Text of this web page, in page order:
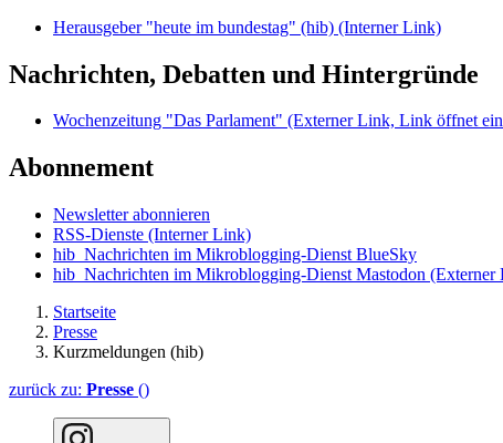
Herausgeber "heute im bundestag" (hib) (Interner Link)
Nachrichten, Debatten und Hintergründe
Wochenzeitung "Das Parlament" (Externer Link, Link öffnet ein
Abonnement
Newsletter abonnieren
RSS-Dienste (Interner Link)
hib_Nachrichten im Mikroblogging-Dienst BlueSky
hib_Nachrichten im Mikroblogging-Dienst Mastodon (Externer
Startseite
Presse
Kurzmeldungen (hib)
zurück zu: Presse ()